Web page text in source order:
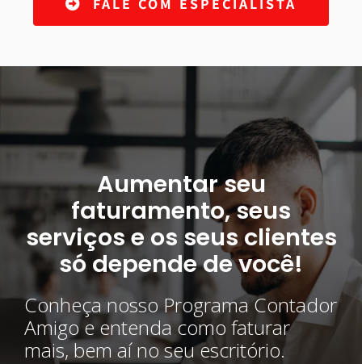
Aumentar seu
faturamento, seus
serviços e os seus clientes
só depende de você!
Conheça nosso Programa Contador
Amigo e entenda como faturar
mais, bem aí no seu escritório.